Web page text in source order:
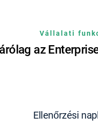
Vállalati
az
Ellenőrzési